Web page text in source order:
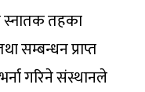
स्नातक तहका
सम्बन्धन प्राप्त
गरिने संस्थानले